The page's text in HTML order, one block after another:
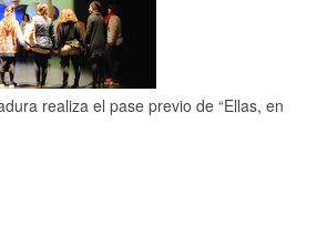
realiza el pase previo de “Ellas, en